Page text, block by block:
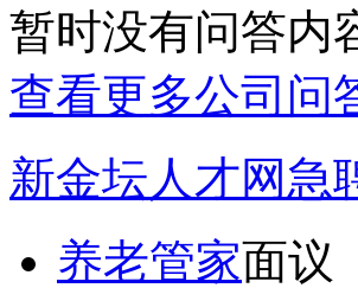
暂时没有问答内
查看更多公司问
新金坛人才网急
养老管家面议